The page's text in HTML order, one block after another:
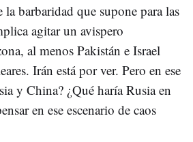
la barbaridad que supone para las
agitar un avispero
al menos Pakistán e Israel
Irán está por ver. Pero en ese
y China? ¿Qué haría Rusia en
en ese escenario de caos